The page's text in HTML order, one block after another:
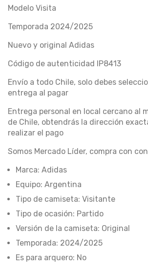
Modelo Visita
Temporada 2024/2025
Nuevo y original Adidas
Código de autenticidad IP8413
Envío a todo Chile, solo debes
entrega al pagar
Entrega personal en local cercano al
de Chile, obtendrás la dirección
realizar el pago
Somos Mercado Líder, compra con
Marca: Adidas
Equipo: Argentina
Tipo de camiseta: Visitante
Tipo de ocasión: Partido
Versión de la camiseta: Original
Temporada: 2024/2025
Es para arquero: No